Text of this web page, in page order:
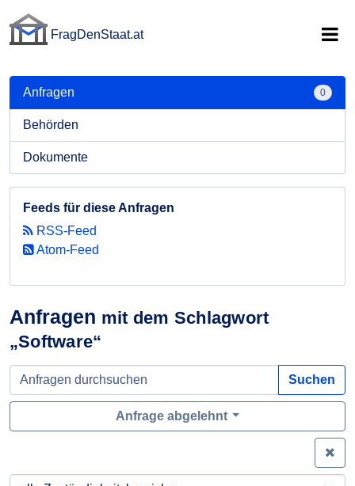
FragDenStaat.at
Anfragen mit dem Schlagwort
„Software“
Suchen
Anfrage abgelehnt
Anfragen 0
Behörden
Dokumente
Feeds für diese Anfragen
RSS-Feed
Atom-Feed